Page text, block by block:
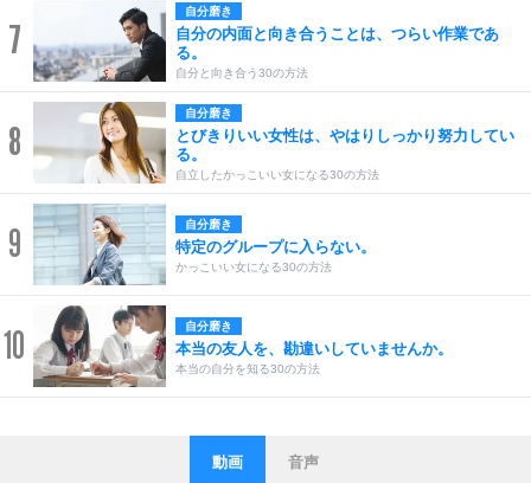
7
自分磨き
自分の内面と向き合うことは、つらい作業であ
る。
自分と向き合う30の方法
8
自分磨き
とびきりいい女性は、やはりしっかり努力してい
る。
自立したかっこいい女になる30の方法
9 自分磨き
特定のグループに入らない。
かっこいい女になる30の方法
10 自分磨き
本当の友人を、勘違いしていませんか。
本当の自分を知る30の方法
ストレス対策
動画 音声